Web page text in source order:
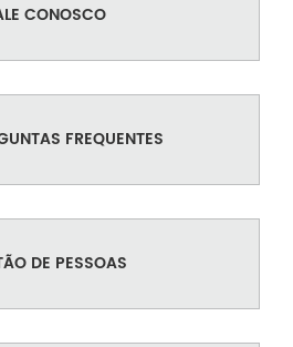
CONOSCO
FREQUENTES
DE PESSOAS